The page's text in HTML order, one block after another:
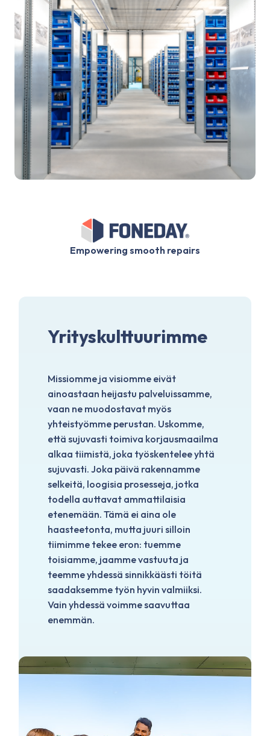
Empowering smooth repairs
Yrityskulttuurimme
Missiomme ja visiomme eivät
ainoastaan ​​heijastu palveluissamme,
vaan ne muodostavat myös
yhteistyömme perustan. Uskomme,
että sujuvasti toimiva korjausmaailma
alkaa tiimistä, joka työskentelee yhtä
sujuvasti. Joka päivä rakennamme
selkeitä, loogisia prosesseja, jotka
todella auttavat ammattilaisia ​​
etenemään. Tämä ei aina ole
haasteetonta, mutta juuri silloin
tiimimme tekee eron: tuemme
toisiamme, jaamme vastuuta ja
teemme yhdessä sinnikkäästi töitä
saadaksemme työn hyvin valmiiksi.
Vain yhdessä voimme saavuttaa
enemmän.